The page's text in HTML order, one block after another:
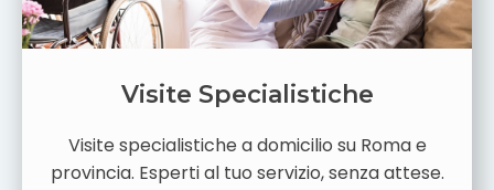
Visite Specialistiche
Visite specialistiche a domicilio su Roma e
provincia. Esperti al tuo servizio, senza attese.